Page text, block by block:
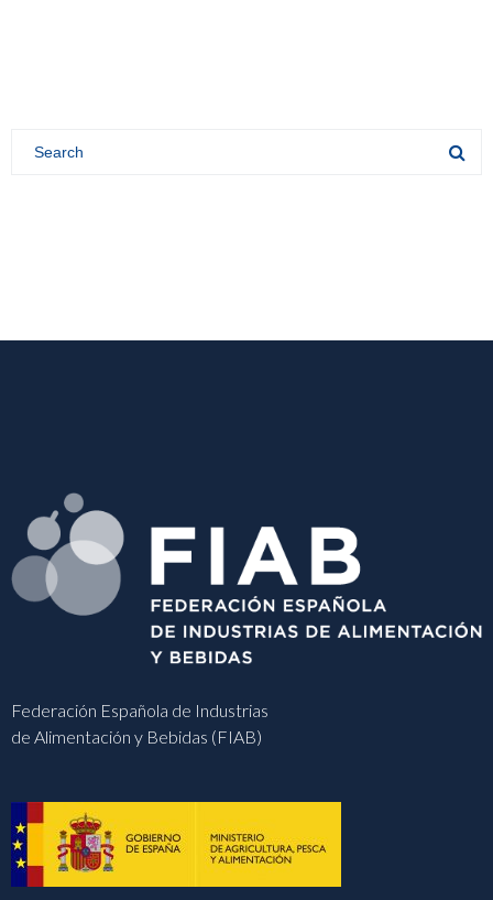
Federación Española de Industrias
de Alimentación y Bebidas (FIAB)